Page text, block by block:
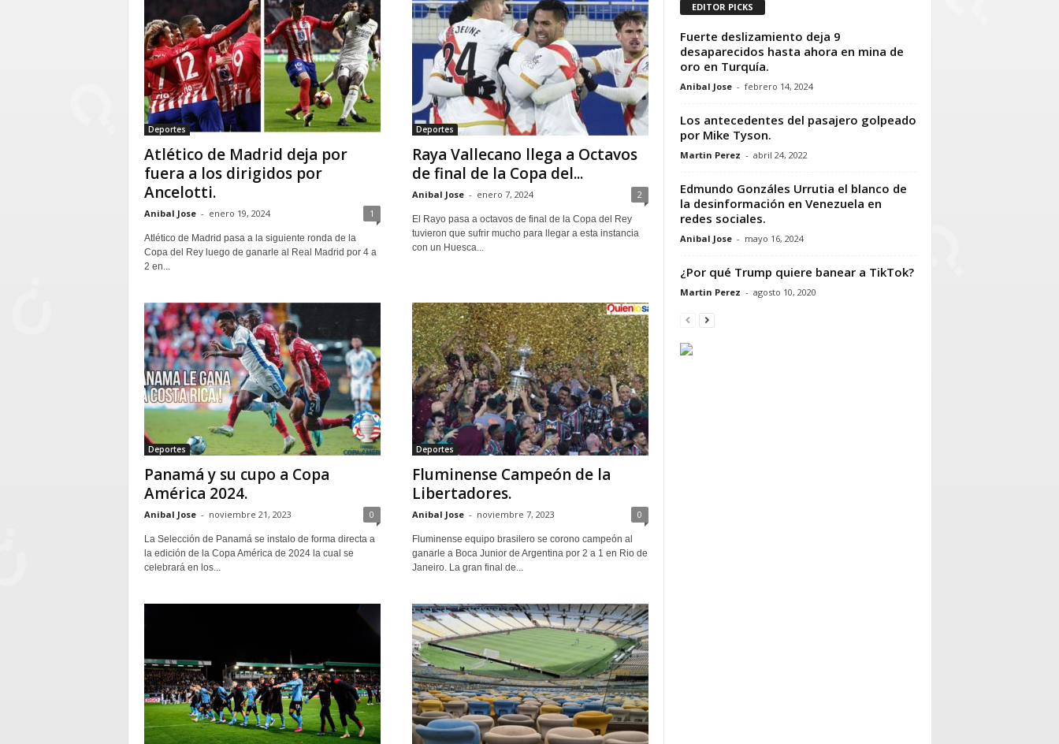
Deportes
Atlético de Madrid deja por
fuera a los dirigidos por
Ancelotti.
Anibal Jose - enero 19, 2024 1
Atlético de Madrid pasa a la siguiente ronda de la
Copa del Rey luego de ganarle al Real Madrid por 4 a
2 en...
Deportes
Raya Vallecano llega a Octavos
de final de la Copa del...
Anibal Jose - enero 7, 2024 2
El Rayo pasa a octavos de final de la Copa del Rey
tuvieron que sufrir mucho para llegar a esta instancia
con un Huesca...
Deportes
Panamá y su cupo a Copa
América 2024.
Anibal Jose - noviembre 21, 2023 0
La Selección de Panamá se instalo de forma directa a
la edición de la Copa América de 2024 la cual se
celebrará en los...
Deportes
Fluminense Campeón de la
Libertadores.
Anibal Jose - noviembre 7, 2023 0
Fluminense equipo brasilero se corono campeón al
ganarle a Boca Junior de Argentina por 2 a 1 en Rio de
Janeiro. La gran final de...
EDITOR PICKS
Fuerte deslizamiento deja 9
desaparecidos hasta ahora en mina de
oro en Turquía.
Anibal Jose - febrero 14, 2024
Los antecedentes del pasajero golpeado
por Mike Tyson.
Martin Perez - abril 24, 2022
Edmundo Gonzáles Urrutia el blanco de
la desinformación en Venezuela en
redes sociales.
Anibal Jose - mayo 16, 2024
¿Por qué Trump quiere banear a TikTok?
Martin Perez - agosto 10, 2020